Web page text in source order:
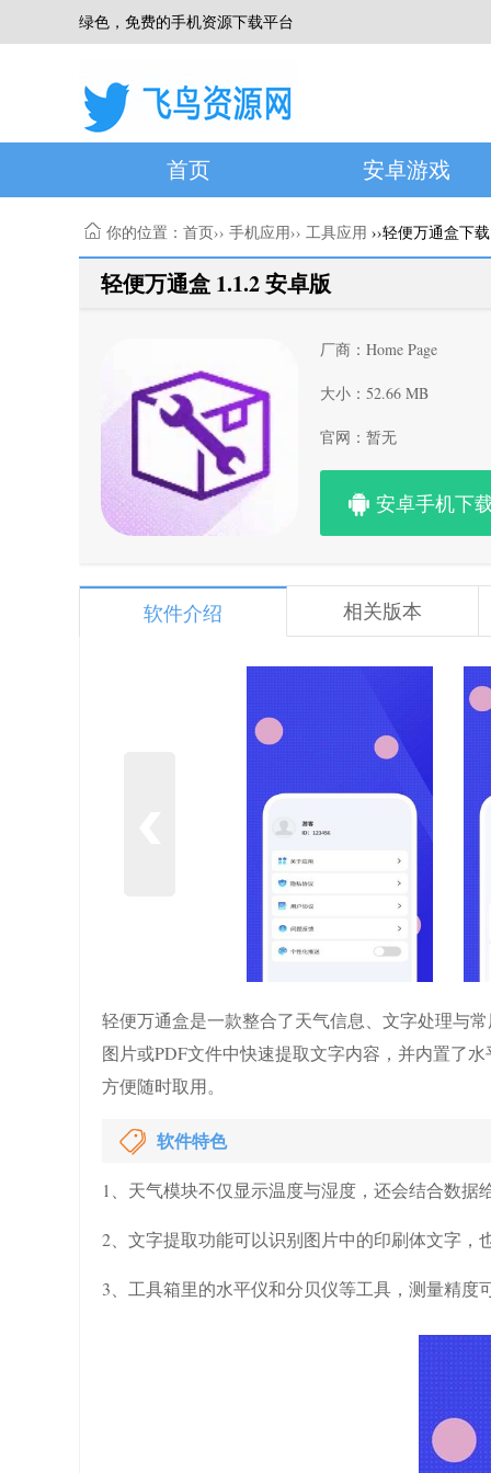
绿色，免费的手机资源下载平台
首页 安卓游戏
你的位置： 首页›› 手机应用›› 工具应用 ››轻便万通盒下载
轻便万通盒 1.1.2 安卓版
安卓手机下
厂商：Home Page
大小：52.66 MB
官网：暂无
软件介绍 相关版本
轻便万通盒是一款整合了天气信息、文字处理与
图片或PDF文件中快速提取文字内容，并内置了
方便随时取用。
软件特色
1、天气模块不仅显示温度与湿度，还会结合数
2、文字提取功能可以识别图片中的印刷体文字
3、工具箱里的水平仪和分贝仪等工具，测量精